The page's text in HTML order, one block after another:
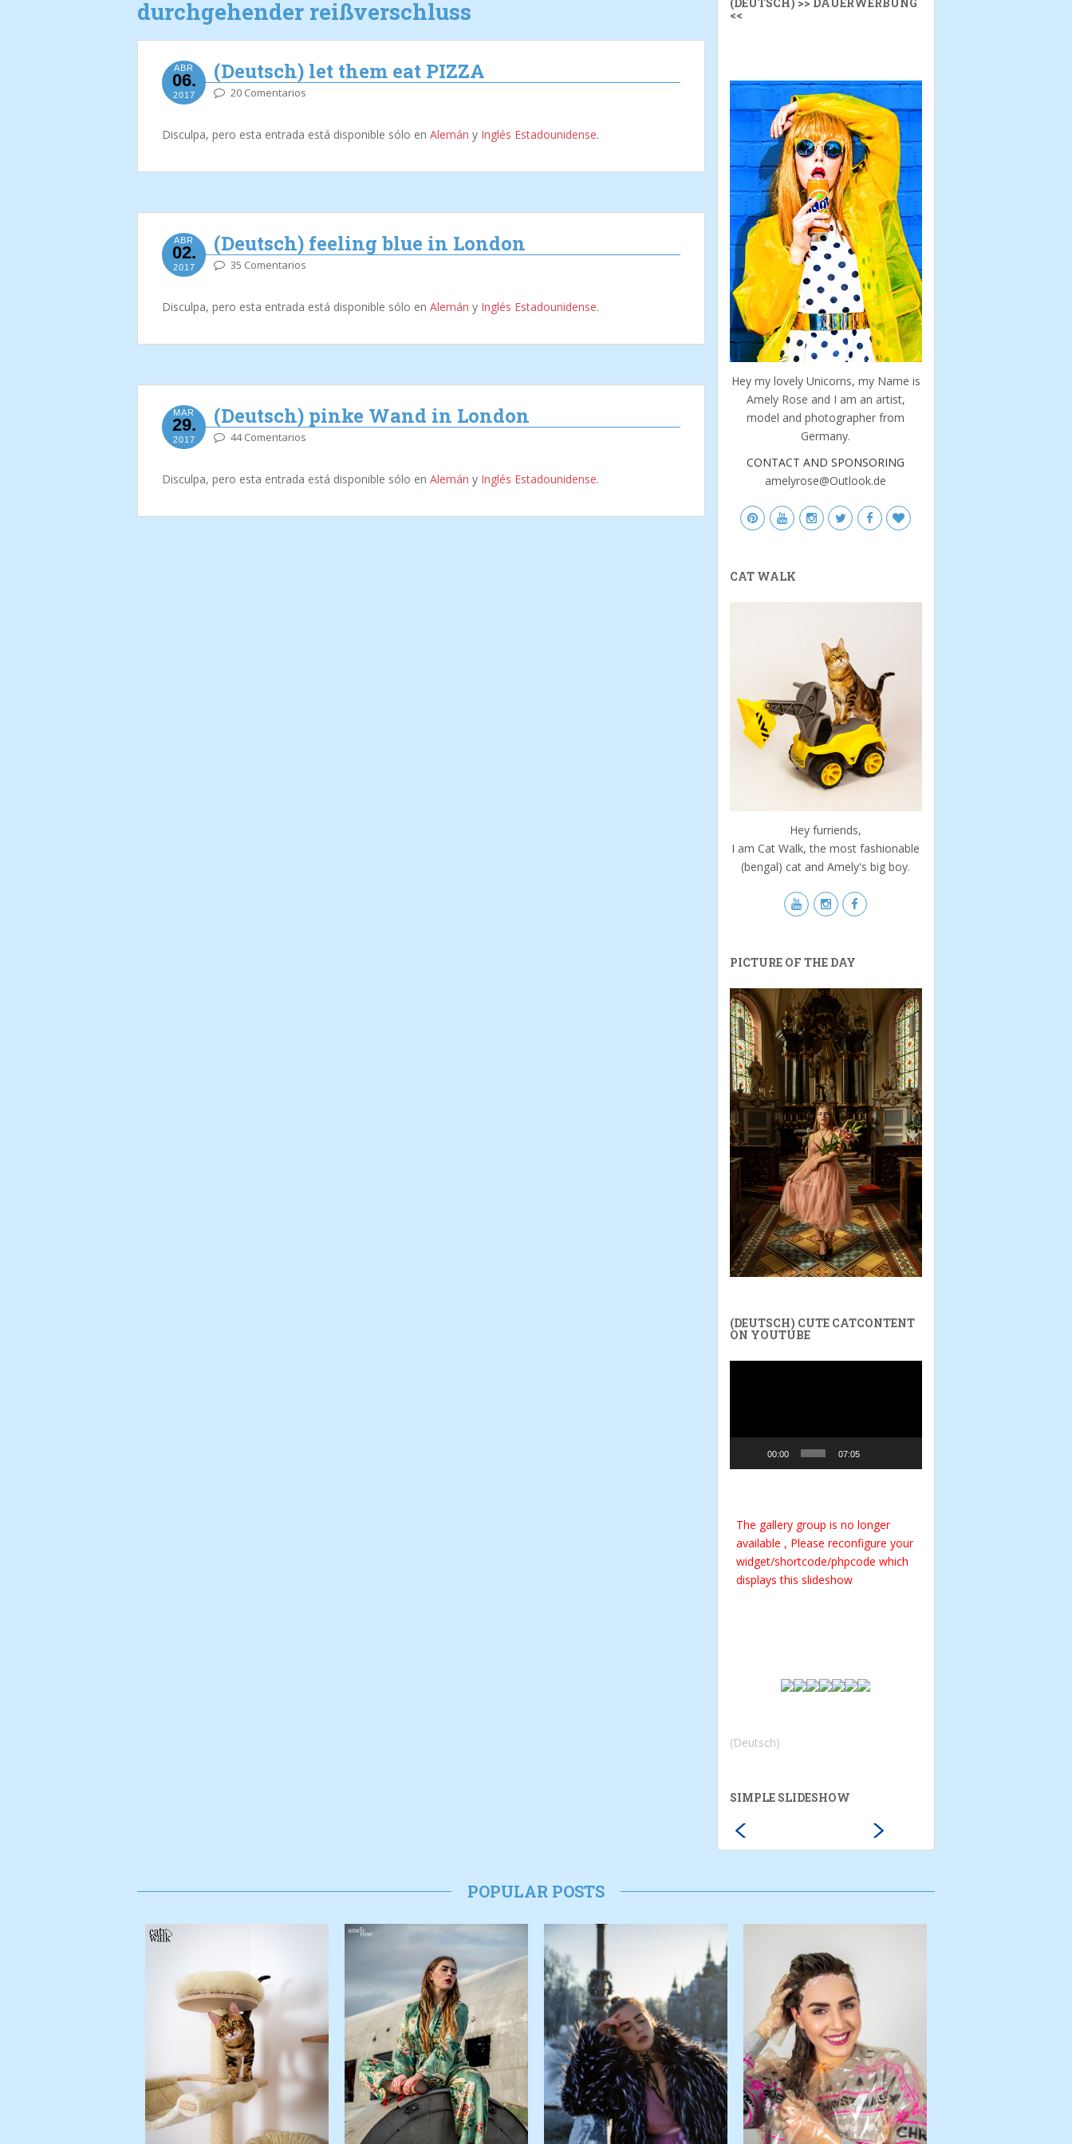
durchgehender reißverschluss
ABR
06.
2017
(Deutsch) let them eat PIZZA
20 Comentarios
Disculpa, pero esta entrada está disponible sólo en Alemán y Inglés Estadounidense.
ABR
02.
2017
(Deutsch) feeling blue in London
35 Comentarios
Disculpa, pero esta entrada está disponible sólo en Alemán y Inglés Estadounidense.
MAR
29.
2017
(Deutsch) pinke Wand in London
44 Comentarios
Disculpa, pero esta entrada está disponible sólo en Alemán y Inglés Estadounidense.
<<
Hey my lovely Unicorns, my Name is
Amely Rose and I am an artist,
model and photographer from
Germany.
CONTACT AND SPONSORING
amelyrose@Outlook.de
CAT WALK
Hey furriends,
I am Cat Walk, the most fashionable
(bengal) cat and Amely's big boy.
PICTURE OF THE DAY
(DEUTSCH) CUTE CATCONTENT
ON YOUTUBE
00:00 07:05
The gallery group is no longer
available , Please reconfigure your
widget/shortcode/phpcode which
displays this slideshow
(Deutsch)
SIMPLE SLIDESHOW
POPULAR POSTS